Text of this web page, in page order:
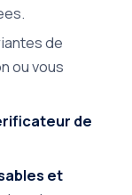
de
ou vous
de
et